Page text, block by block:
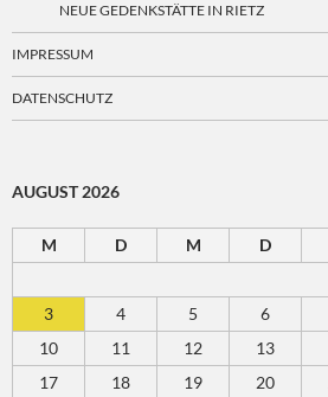
NEUE GEDENKSTÄTTE IN RIETZ
IMPRESSUM
DATENSCHUTZ
AUGUST 2026
M D M D
3
4 5 6
10
11 12 13
17
18 19 20